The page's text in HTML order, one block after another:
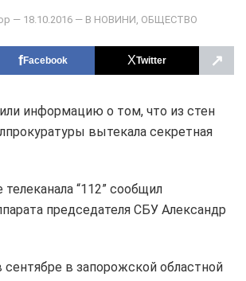
— 18.10.2016 — В НОВИНИ ОБЩЕСТВО
Facebook Twitter ↗
информацию о том, что из стен
вытекала секретная
“112” сообщил
председателя СБУ Александр
сентябре в запорожской областной